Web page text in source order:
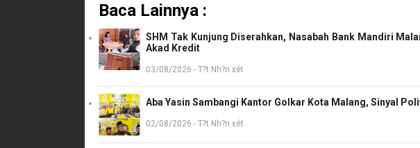
Baca Lainnya :
SHM Tak Kunjung Diserahkan, Nasabah Bank Mandiri
Akad Kredit
03/08/2026 - T?t Nh?n xét
Aba Yasin Sambangi Kantor Golkar Kota Malang, Sinyal
02/08/2026 - T?t Nh?n xét